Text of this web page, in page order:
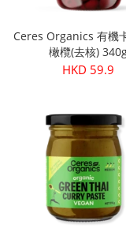
Ceres Organics 有機
橄欖(去核)
HKD 59.9